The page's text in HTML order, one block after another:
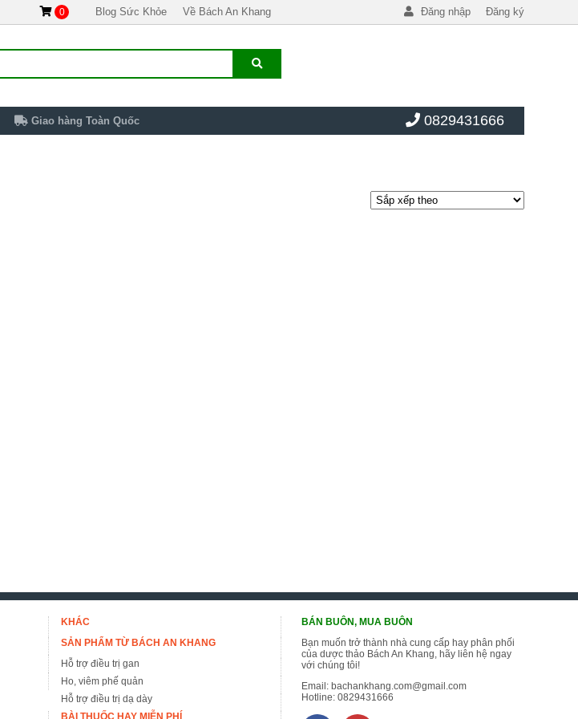
0 Blog Sức Khỏe Về Bách An Khang Đăng nhập Đăng ký
Giao hàng Toàn Quốc 0829431666
KHÁC
SẢN PHẨM TỪ BÁCH AN KHANG
Hỗ trợ điều trị gan
Ho, viêm phế quản
Hỗ trợ điều trị dạ dày
BÀI THUỐC HAY MIỄN PHÍ
BÁN BUÔN, MUA BUÔN
Bạn muốn trở thành nhà cung cấp hay phân phối
của dược thảo Bách An Khang, hãy liên hệ ngay
với chúng tôi!
Email:bachankhang.com@gmail.com
Hotline:0829431666